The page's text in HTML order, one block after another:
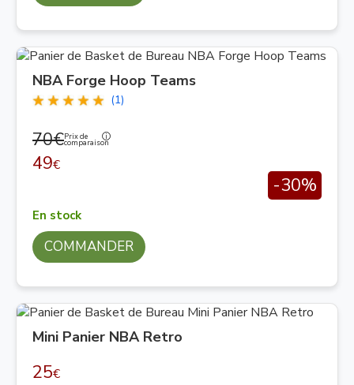
NBA Forge Hoop Teams
(1)
70€Prix de
comparaison
49€
-30%
En stock
COMMANDER
Mini Panier NBA Retro
25€